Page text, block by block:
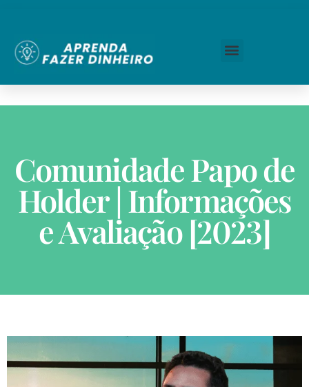
Comunidade Papo de
Holder | Informações
e Avaliação [2023]